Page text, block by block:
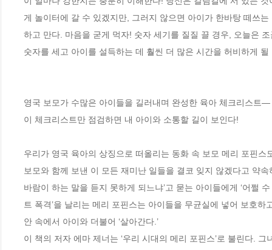
게 놀이터에 갈 수 있겠지만, 그러지 않으면 아이가 한바탕 떼쓰는
하고 만다. 마음을 굳게 먹자! 숫자 세기를 질질 끌 경우, 오늘은
숫자를 세고 아이를 설득하는 데 훨씬 더 많은 시간을 허비하게 될
영국 보모가 수많은 아이들을 길러내며 완성한 육아 체크리스트―
이 체크리스트만 점검하면 내 아이와 소통할 길이 보인다!
우리가 영국 육아의 상징으로 떠올리는 동화 속 보모 메리 포핀
보모와 함께 보낸 이 모든 재미난 일들을 결코 잊지 않겠다고 약
바람이 하는 말을 듣지 못하게 되느냐’고 묻는 아이들에게 ‘어쩔
트 폭격’을 날리는 메리 포핀스는 아이들을 무균실에 넣어 보호
안 속에서 아이와 더불어 ‘살아간다.’
이 책의 저자 에마 제너는 ‘우리 시대의 메리 포핀스’로 불린다.